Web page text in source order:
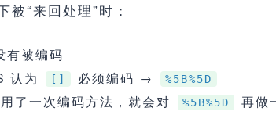
“来回处理”时：
有被编码
认为
[] 必须编码 → %5B%5D
了一次编码方法，就会对 %5B%5D 再做